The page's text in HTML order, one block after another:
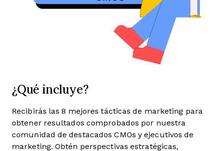
¿Qué incluye?
Recibirás las 8 mejores tácticas de marketing para
obtener resultados comprobados por nuestra
comunidad de destacados CMOs y ejecutivos de
marketing. Obtén perspectivas estratégicas,